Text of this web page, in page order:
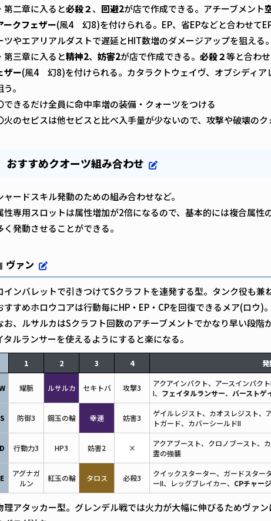
第二章に入ると必殺２、 回避2が店で作成できる。アチーブメント
ークフェザー(風4 幻8)を付けられる。EP、省EPなどと合わせて
ツやエアリアルダストで遅延とHIT数増のダメージアップを狙える。
第三章に入ると精神2、 妨害2が店で作成できる。 必殺２等と合わ
ザー(風4 幻8)を付けられる。カタラクトウェイヴ、オブシディア
う。
できるだけ全員に命中率増の装備・クォーツをつける
火のセピスは他セピスと比べ入手量が少ないので、攻撃や破壊のク
おすすめクオーツ組み合わせ
ャードスキル発動のための組み合わせなど。
性専用スロットは属性増加が2倍になるので、基本的には複合属性
く発動させることができる。
ヴァン
インバレットで引きつけてSクラフトを連発する型。タンク役も兼
すすめホロウコアは行動毎にHP・EP・CPを回復できるメア(ロウ)。
お、ルサルカはSクラフト回数のアチーブメントでかなり早い段階
タルランサーを使えるようにすると楽になる。
1 2 3 4 発
耀脈 ルサルカ セキトバ 攻撃3
アクアインパクト、アースインパク
I、 フェイタルランサー、 バーストゲ
S 防御3 鋼玉の輪 幸運 妨害3
ゲイルレジスト、カオスレジスト、
トガード、カバーシールドII
D 行動力3 HP3 妨害2 ×
アクアブースト、クロノブースト、
霊の強襲
E
アグナガ
ルン
紅玉の輪 タロス 必殺3
クイックスターター、ガードスター
ーII、レッグブレイカー、 CPチャー
理アタッカー型。グレンデル戦では火力が大幅に伸びるためヴァ